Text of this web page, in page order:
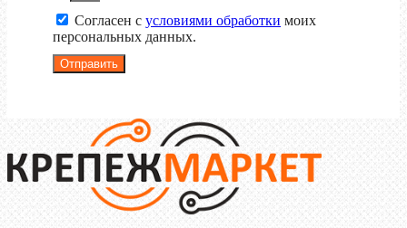
Согласен с условиями обработки моих
персональных данных.
Отправить